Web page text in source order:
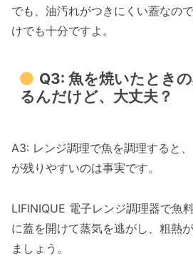
でも、油汚れがつきにくい蓋なの
けでも十分ですよ。
Q3: 魚を焼いたとき
るんだけど、大丈夫？
A3: レンジ調理で魚を調理すると
が残りやすいのは事実です。
LIFINIQUE 電子レンジ調理器で魚
に蓋を開けて蒸気を逃がし、粗熱
ましょう。